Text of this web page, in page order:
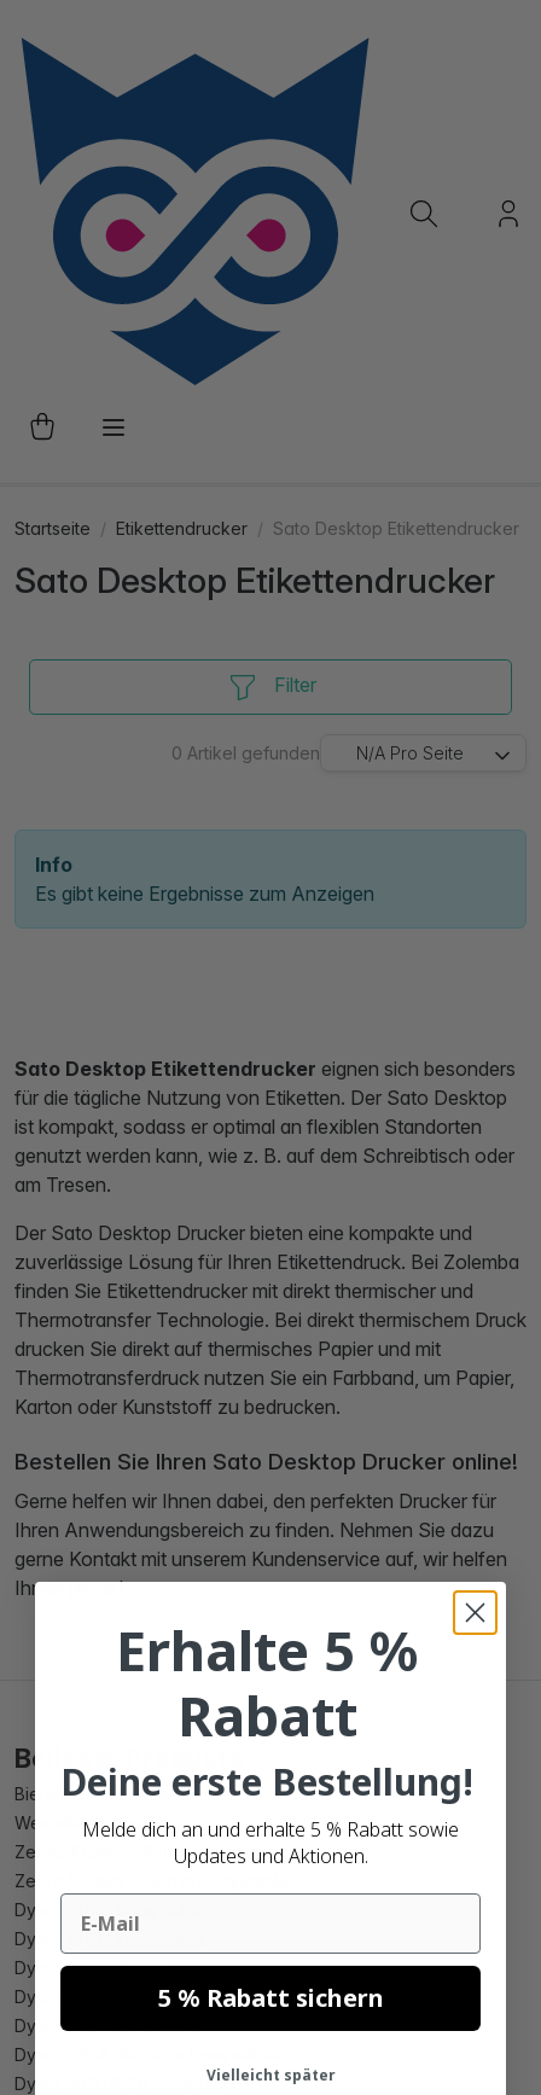
Startseite Etikettendrucker Sato Desktop Etikettendrucker
Sato Desktop Etikettendrucker
Filter
0 Artikel gefunden N/A Pro Seite
Info
Es gibt keine Ergebnisse zum Anzeigen
Sato Desktop Etikettendrucker eignen sich besonders
für die tägliche Nutzung von Etiketten. Der Sato Desktop
ist kompakt, sodass er optimal an flexiblen Standorten
genutzt werden kann, wie z. B. auf dem Schreibtisch oder
am Tresen.
Der Sato Desktop Drucker bieten eine kompakte und
zuverlässige Lösung für Ihren Etikettendruck. Bei Zolemba
finden Sie Etikettendrucker mit direkt thermischer und
Thermotransfer Technologie. Bei direkt thermischem Druck
drucken Sie direkt auf thermisches Papier und mit
Thermotransferdruck nutzen Sie ein Farbband, um Papier,
Karton oder Kunststoff zu bedrucken.
Bestellen Sie Ihren Sato Desktop Drucker online!
Gerne helfen wir Ihnen dabei, den perfekten Drucker für
Ihren Anwendungsbereich zu finden. Nehmen Sie dazu
gerne Kontakt mit unserem Kundenservice auf, wir helfen
Ihnen gerne!
Beliebte Produkte
Bieretikett erstellen
Weinetikett erstellen
Zebra 102mm x 150mm kompatible
Zebra 102mm x 210mm kompatible
Dymo 99010 kompatible
Dymo 99012 kompatible
Dymo 99014 kompatible
Dymo 11352 kompatible
Dymo 11354 kompatible
Dymo 11354 ablösbar kompatible
Dymo S0904980 compatible
Erhalte 5 %
Rabatt
Deine erste Bestellung!
Melde dich an und erhalte 5 % Rabatt sowie
Updates und Aktionen.
Email
5 % Rabatt sichern
Vielleicht später